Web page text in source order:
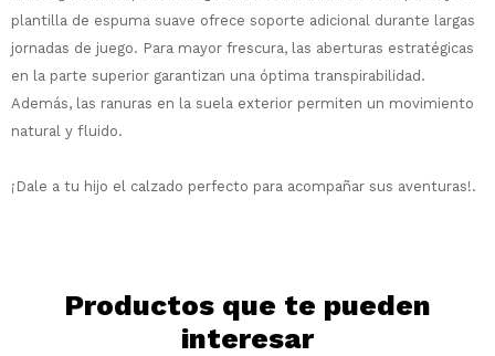
plantilla de espuma suave ofrece soporte adicional durante largas
jornadas de juego. Para mayor frescura, las aberturas estratégicas
en la parte superior garantizan una óptima transpirabilidad.
Además, las ranuras en la suela exterior permiten un movimiento
natural y fluido.
¡Dale a tu hijo el calzado perfecto para acompañar sus aventuras!.
Productos que te pueden
interesar
Celular
para comprar en las cuotas
* sujeto a aprobación crediticia. El monto
disponible puede variar por comercio
el inconveniente, por cualquier duda
contactanos en
preguntas@pagodespues.com.uy
Por favor intenta nuevamente mas tarde.